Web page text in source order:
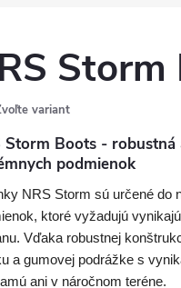
Storm
variant
Storm Boots - robustná
podmienok
NRS Storm sú určené do
ktoré vyžadujú
Vďaka robustnej
a gumovej podrážke s
ani v náročnom teréne.